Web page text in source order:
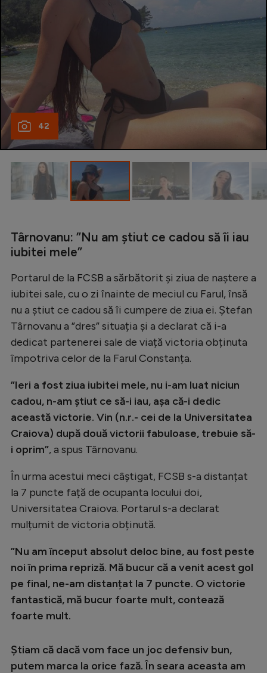
Alte sporturi
JO 2026
Intră în cont
Creează cont
42
Târnovanu: ”Nu am știut ce cadou să îi iau
iubitei mele”
Portarul de la FCSB a sărbătorit și ziua de naștere a
iubitei sale, cu o zi înainte de meciul cu Farul, însă
nu a știut ce cadou să îi cumpere de ziua ei. Ștefan
Târnovanu a ”dres” situația și a declarat că i-a
dedicat partenerei sale de viață victoria obținuta
împotriva celor de la Farul Constanța.
”Ieri a fost ziua iubitei mele, nu i-am luat niciun
cadou, n-am știut ce să-i iau, așa că-i dedic
această victorie. Vin (n.r.- cei de la Universitatea
Craiova) după două victorii fabuloase, trebuie să-
i oprim”, a spus Târnovanu.
În urma acestui meci câștigat, FCSB s-a distanțat
la 7 puncte față de ocupanta locului doi,
Universitatea Craiova. Portarul s-a declarat
mulțumit de victoria obținută.
”Nu am început absolut deloc bine, au fost peste
noi în prima repriză. Mă bucur că a venit acest gol
pe final, ne-am distanțat la 7 puncte. O victorie
fantastică, mă bucur foarte mult, contează
foarte mult.
Știam că dacă vom face un joc defensiv bun,
putem marca la orice fază. În seara aceasta am